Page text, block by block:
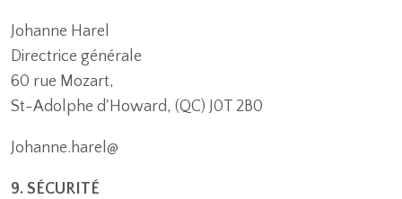
Johanne Harel
Directrice générale
60 rue Mozart,
St-Adolphe d'Howard, (QC) J0T 2B0
Johanne.harel@
9. SÉCURITÉ